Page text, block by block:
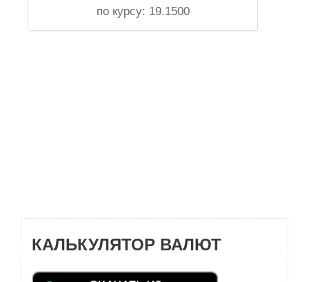
по курсу: 19.1500
КАЛЬКУЛЯТОР ВАЛЮТ